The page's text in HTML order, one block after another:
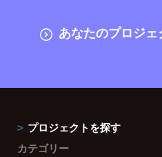
あなたのプロジ
プロジェクトを探す
カテゴリー